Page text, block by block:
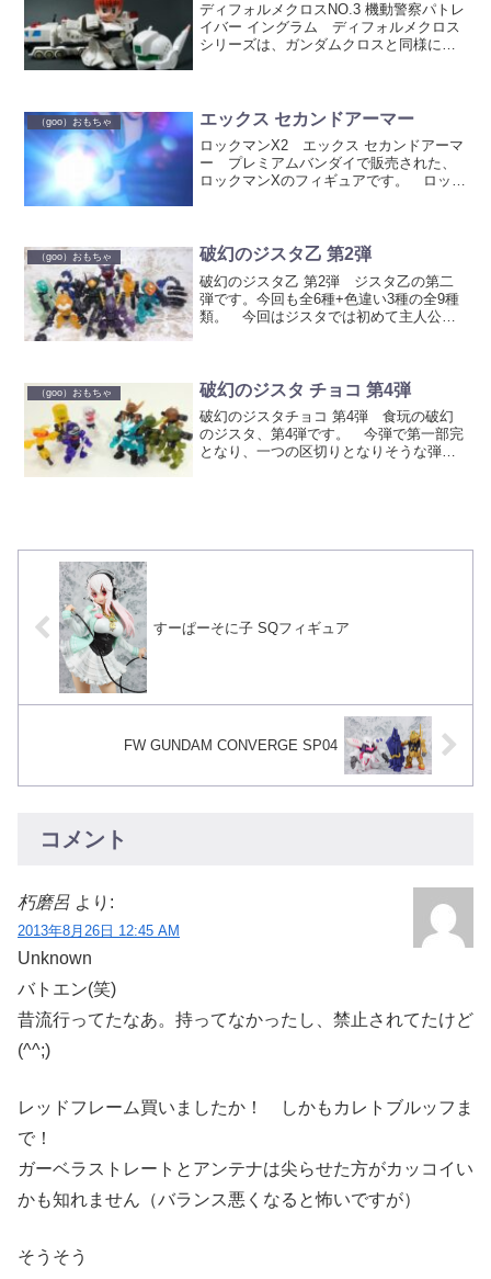
ディフォルメクロスNO.3 機動警察パトレ
イバー イングラム ディフォルメクロス
シリーズは、ガンダムクロスと同様に、
唯一パトレイバー...
（goo）おもちゃ エックス セカンドアーマー
ロックマンX2 エックス セカンドアーマ
ー プレミアムバンダイで販売された、
ロックマンXのフィギュアです。 ロック
バスターが発光す...
（goo）おもちゃ 破幻のジスタ乙 第2弾
破幻のジスタ乙 第2弾 ジスタ乙の第二
弾です。今回も全6種+色違い3種の全9種
類。 今回はジスタでは初めて主人公ジ
ム。 側面には変...
（goo）おもちゃ 破幻のジスタ チョコ 第4弾
破幻のジスタチョコ 第4弾 食玩の破幻
のジスタ、第4弾です。 今弾で第一部完
となり、一つの区切りとなりそうな弾で
すーぱーそに子 SQフィギュア
FW GUNDAM CONVERGE SP04
コメント
朽磨呂 より:
2013年8月26日 12:45 AM
Unknown
バトエン(笑)
昔流行ってたなあ。持ってなかったし、禁止されてたけど
(^^;)
レッドフレーム買いましたか！ しかもカレトブルッフま
で！
ガーベラストレートとアンテナは尖らせた方がカッコイい
かも知れません（バランス悪くなると怖いですが）
そうそう